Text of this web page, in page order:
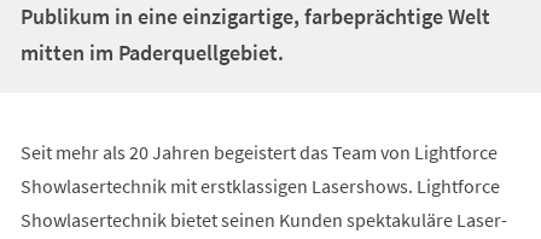
Publikum in eine einzigartige, farbeprächtige Welt
mitten im Paderquellgebiet.
Seit mehr als 20 Jahren begeistert das Team von Lightforce
Showlasertechnik mit erstklassigen Lasershows. Lightforce
Showlasertechnik bietet seinen Kunden spektakuläre Laser-